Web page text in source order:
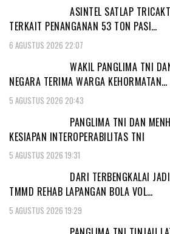
ASINTEL SATLAP
TERKAIT PENANGANAN 53 TON PASI…
6 AGUSTUS 2026 22:07
WAKIL PANGLIMA TNI
NEGARA TERIMA WARGA KEHORMATAN…
5 AGUSTUS 2026 20:43
PANGLIMA TNI DAN
KESIAPAN INTEROPERABILITAS TNI
5 AGUSTUS 2026 19:31
DARI TERBENGKALAI
TMMD REHAB LAPANGAN BOLA VOL…
5 AGUSTUS 2026 19:29